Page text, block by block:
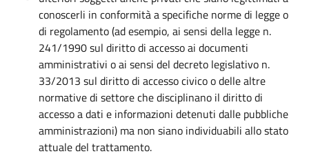
conoscerli in conformità a specifiche norme di legge o
di regolamento (ad esempio, ai sensi della legge n.
241/1990 sul diritto di accesso ai documenti
amministrativi o ai sensi del decreto legislativo n.
33/2013 sul diritto di accesso civico o delle altre
normative di settore che disciplinano il diritto di
accesso a dati e informazioni detenuti dalle pubbliche
amministrazioni) ma non siano individuabili allo stato
attuale del trattamento.